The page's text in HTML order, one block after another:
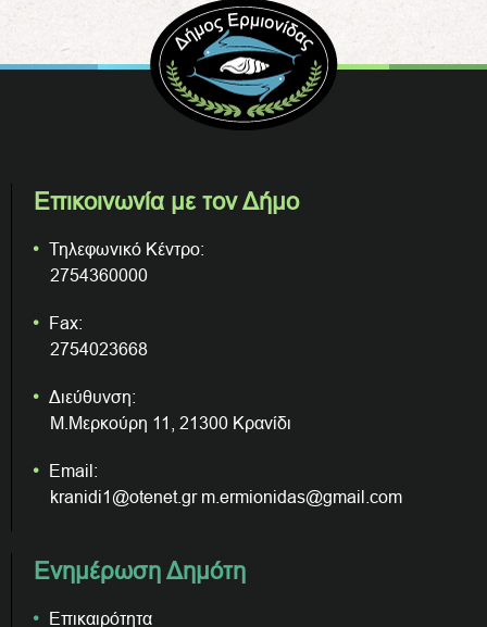
Επικοινωνία με τον Δήμο
Τηλεφωνικό Κέντρο:
2754360000
Fax:
2754023668
Διεύθυνση:
Μ.Μερκούρη 11, 21300 Κρανίδι
Email:
kranidi1@otenet.gr m.ermionidas@gmail.com
Ενημέρωση Δημότη
Επικαιρότητα